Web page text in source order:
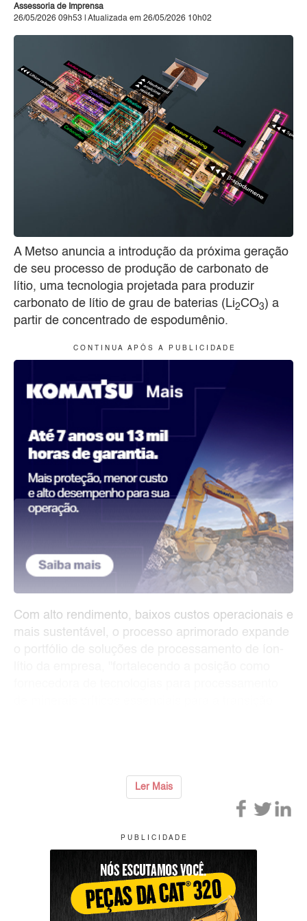
Assessoria de Imprensa
26/05/2026 09h53 | Atualizada em 26/05/2026 10h02
A Metso anuncia a introdução da próxima geração
de seu processo de produção de carbonato de
lítio, uma tecnologia projetada para produzir
carbonato de lítio de grau de baterias (Li2CO3) a
partir de concentrado de espodumênio.
C O N T I N U A A P Ó S A P U B L I C I D A D E
Com alto rendimento, baixos custos operacionais e
mais sustentável, o processo aprimorado expande
Ler Mais
P U B L I C I D A D E